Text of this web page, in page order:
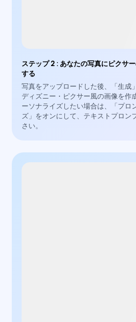
ステップ 2 :あなたの写真にピクサ
する
写真をアップロードした後、「生成
ディズニー・ピクサー風の画像を作
ーソナライズしたい場合は、「プロ
ズ」をオンにして、テキストプロン
さい。